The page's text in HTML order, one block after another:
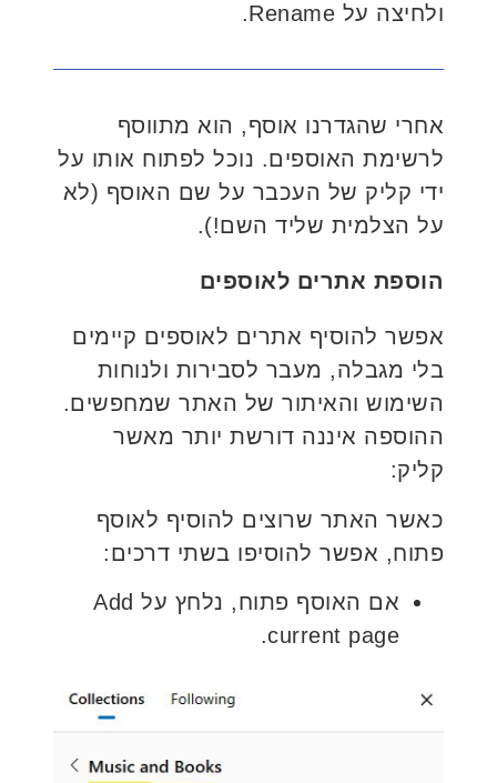
ולחיצה על Rename.
אחרי שהגדרנו אוסף, הוא מתווסף
לרשימת האוספים. נוכל לפתוח אותו על
ידי קליק של העכבר על שם האוסף (לא
על הצלמית שליד השם!).
הוספת אתרים לאוספים
אפשר להוסיף אתרים לאוספים קיימים
בלי מגבלה, מעבר לסבירות ולנוחות
השימוש והאיתור של האתר שמחפשים.
ההוספה איננה דורשת יותר מאשר
קליק:
כאשר האתר שרוצים להוסיף לאוסף
פתוח, אפשר להוסיפו בשתי דרכים:
אם האוסף פתוח, נלחץ על Add
current page.